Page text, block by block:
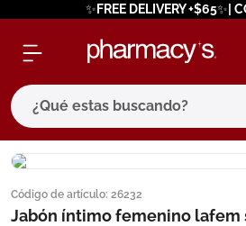
✨FREE DELIVERY +$65✨|
¿Qué estas buscando?
Código de artículo: 26232
Jabón íntimo femenino lafem
términos más buscados
1. eucerin